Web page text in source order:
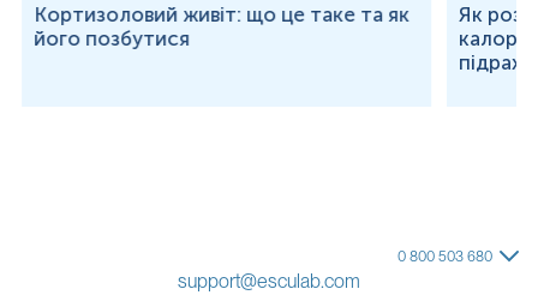
Кортизоловий живіт: що це таке та як
його позбутися
Як
0 800 503 680
support@esculab.com